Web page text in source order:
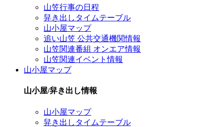
山笠行事の日程
舁き出しタイムテーブル
山小屋マップ
追い山笠 公共交通機関情報
山笠関連番組 オンエア情報
山笠関連イベント情報
山小屋マップ
山小屋/舁き出し情報
山小屋マップ
舁き出しタイムテーブル